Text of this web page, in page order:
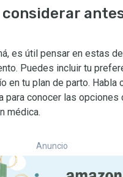
considerar
es útil pensar en estas
Puedes incluir tu
en tu plan de parto. Habla
para conocer las
médica.
Anuncio